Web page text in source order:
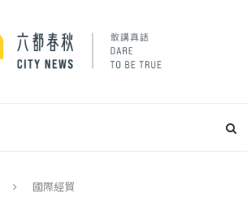
國際經貿